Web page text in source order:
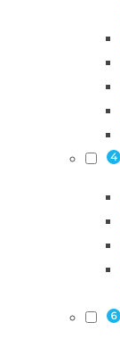
4
6